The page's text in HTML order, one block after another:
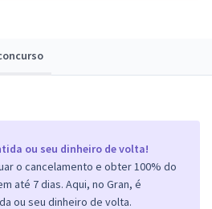
ou seu dinheiro de volta!
o cancelamento e obter 100% do
até 7 dias. Aqui, no Gran, é
ou seu dinheiro de volta.